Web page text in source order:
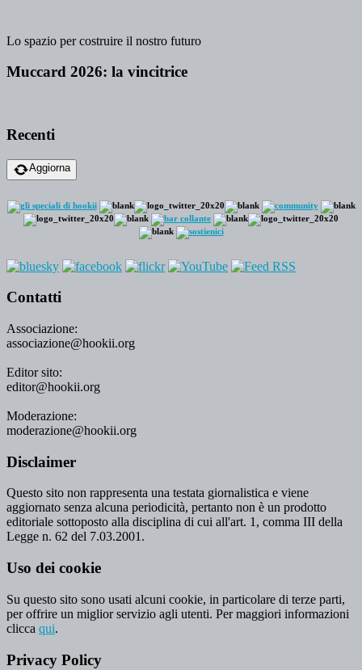
Lo spazio per costruire il nostro futuro
Muccard 2026: la vincitrice
Recenti
Aggiorna
Contatti
Associazione:
associazione@hookii.org
Editor sito:
editor@hookii.org
Moderazione:
moderazione@hookii.org
Disclaimer
Questo sito non rappresenta una testata giornalistica e viene
aggiornato senza alcuna periodicità, pertanto non è un prodotto
editoriale sottoposto alla disciplina di cui all'art. 1, comma III della
Legge n. 62 del 7.03.2001.
Uso dei cookie
Su questo sito sono usati alcuni cookie, in particolare di terze parti,
per offrire un miglior servizio agli utenti. Per maggiori informazioni
clicca qui.
Privacy Policy